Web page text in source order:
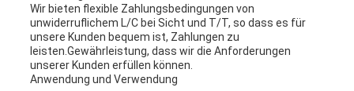
Wir bieten flexible Zahlungsbedingungen von
unwiderruflichem L/C bei Sicht und T/T, so dass es für
unsere Kunden bequem ist, Zahlungen zu
leisten.Gewährleistung, dass wir die Anforderungen
unserer Kunden erfüllen können.
Anwendung und Verwendung